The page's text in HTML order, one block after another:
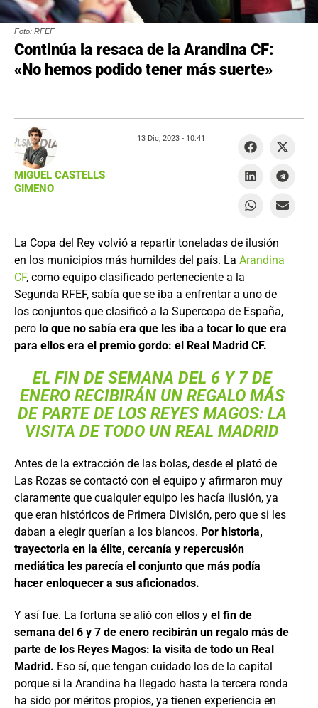
Foto: RFEF
Continúa la resaca de la Arandina CF:
«No hemos podido tener más suerte»
La Copa del Rey volvió a repartir toneladas de ilusión
en los municipios más humildes del país. La Arandina
CF, como equipo clasificado perteneciente a la
Segunda RFEF, sabía que se iba a enfrentar a uno de
los conjuntos que clasificó a la Supercopa de España,
pero lo que no sabía era que les iba a tocar lo que era
para ellos era el premio gordo: el Real Madrid CF.
EL FIN DE SEMANA DEL 6 Y 7 DE
ENERO RECIBIRÁN UN REGALO MÁS
DE PARTE DE LOS REYES MAGOS: LA
VISITA DE TODO UN REAL MADRID
Antes de la extracción de las bolas, desde el plató de
Las Rozas se contactó con el equipo y afirmaron muy
claramente que cualquier equipo les hacía ilusión, ya
que eran históricos de Primera División, pero que si les
daban a elegir querían a los blancos. Por historia,
trayectoria en la élite, cercanía y repercusión
mediática les parecía el conjunto que más podía
hacer enloquecer a sus aficionados.
Y así fue. La fortuna se alió con ellos y el fin de
semana del 6 y 7 de enero recibirán un regalo más de
parte de los Reyes Magos: la visita de todo un Real
Madrid. Eso sí, que tengan cuidado los de la capital
porque si la Arandina ha llegado hasta la tercera ronda
ha sido por méritos propios, ya tienen experiencia en
MIGUEL CASTELLS
GIMENO
13 Dic, 2023 - 10:41